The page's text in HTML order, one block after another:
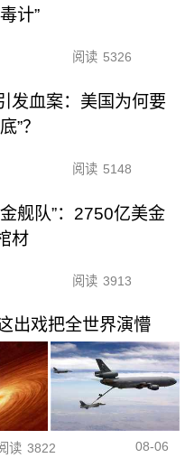
计”
阅读 5326
发血案：美国为何要
”？
阅读 5148
舰队”：2750亿美金
材
阅读 3913
出戏把全世界演懵
读 3822 08-06